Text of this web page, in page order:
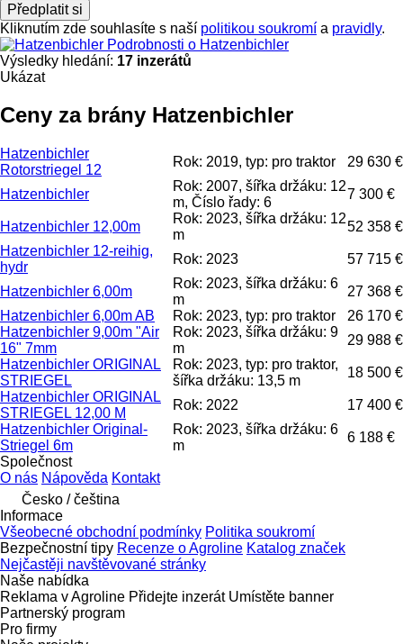
Předplatit si
Kliknutím zde souhlasíte s naší politikou soukromí a pravidly.
Podrobnosti o Hatzenbichler
Výsledky hledání: 17 inzerátů
Ukázat
Ceny za brány Hatzenbichler
Hatzenbichler
Rotorstriegel 12
Rok: 2019, typ: pro traktor 29 630 €
Hatzenbichler
Rok: 2007, šířka držáku: 12
m, Číslo řady: 6
7 300 €
Hatzenbichler 12,00m
Rok: 2023, šířka držáku: 12
m
52 358 €
Hatzenbichler 12-reihig,
hydr
Rok: 2023 57 715 €
Hatzenbichler 6,00m
Rok: 2023, šířka držáku: 6
m
27 368 €
Hatzenbichler 6,00m AB
Rok: 2023, typ: pro traktor
26 170 €
Hatzenbichler 9,00m "Air
16" 7mm
Rok: 2023, šířka držáku: 9
m
29 988 €
Hatzenbichler ORIGINAL
STRIEGEL
Rok: 2023, typ: pro traktor,
šířka držáku: 13,5 m
18 500 €
Hatzenbichler ORIGINAL
STRIEGEL 12,00 M
Rok: 2022
17 400 €
Hatzenbichler Original-
Striegel 6m
Rok: 2023, šířka držáku: 6
m
6 188 €
Společnost
O nás Nápověda Kontakt
Česko / čeština
Informace
Všeobecné obchodní podmínky Politika soukromí
Bezpečnostní tipy Recenze o Agroline Katalog značek
Nejčastěji navštěvované stránky
Naše nabídka
Reklama v Agroline Přidejte inzerát Umístěte banner
Partnerský program
Pro firmy